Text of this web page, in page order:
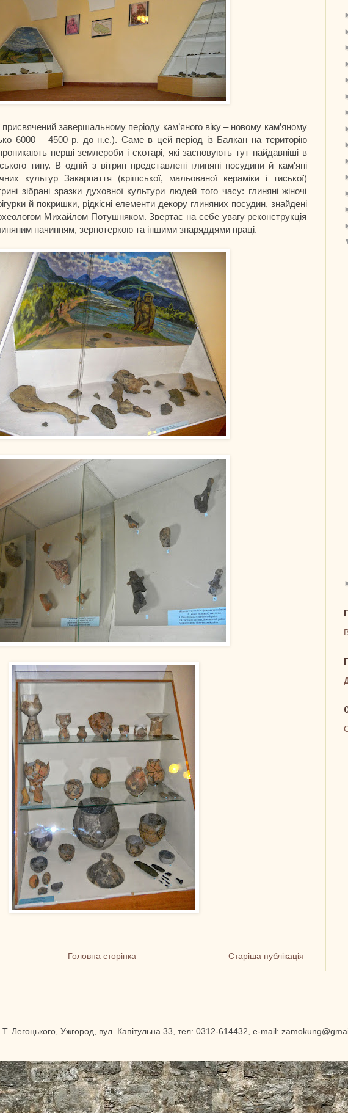
завершальному періоду кам’яного віку – новому кам’яному
6000 – 4500 р. до н.е.). Саме в цей період із Балкан на територію
перші землероби і скотарі, які засновують тут найдавніші в
типу. В одній з вітрин представлені глиняні посудини й кам'яні
культур Закарпаття (крішської, мальованої кераміки і тиської)
зібрані зразки духовної культури людей того часу: глиняні жіночі
й покришки, рідкісні елементи декору глиняних посудин, знайдені
Михайлом Потушняком. Звертає на себе увагу реконструкція
начинням, зернотеркою та іншими знаряддями праці.
Старіша публікація
Головна сторінка
Т. Легоцького, Ужгород, вул. Капітульна 33, тел: 0312-614432, e-mail: